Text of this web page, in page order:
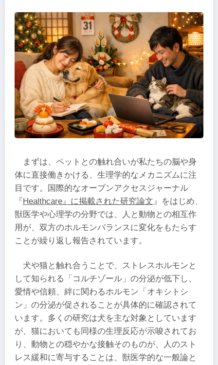
まずは、ペットとの触れ合いが私たちの脳や身
体に直接働きかける、生理学的なメカニズムに注
目です。国際的なオープンアクセスジャーナル
『Healthcare』に掲載された研究論文 』をはじめ、
獣医学や心理学の分野では、人と動物との相互作
用が、双方のホルモンバランスに変化をもたらす
ことが繰り返し報告されています。
犬や猫と触れ合うことで、ストレスホルモンと
して知られる「コルチゾール」の分泌が低下し、
愛情や信頼、絆に関わるホルモン「オキシトシ
ン」の分泌が促されることが具体的に確認されて
います。多くの研究は犬を主な対象としています
が、猫においても同様の生理反応が示唆されてお
り、動物との穏やかな接触そのものが、人のスト
レス緩和に寄与することは、獣医学的な一般論と